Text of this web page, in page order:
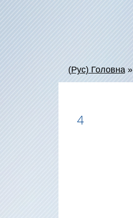
(Рус) Головна»
4